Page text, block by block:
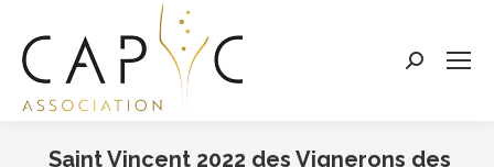
Search:
Saint Vincent 2022 des Vignerons des